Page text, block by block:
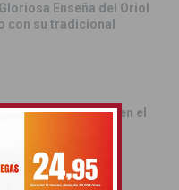
Enseña del Oriol
con su tradicional
calles de Orihuela en el